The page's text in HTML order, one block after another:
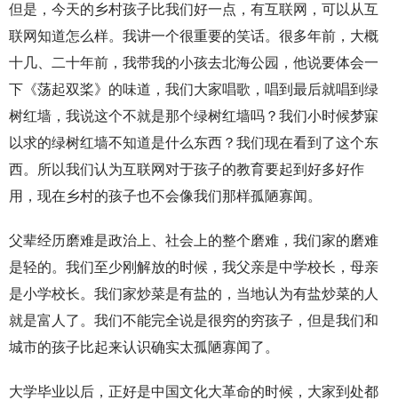
但是，今天的乡村孩子比我们好一点，有互联网，可以从互
联网知道怎么样。我讲一个很重要的笑话。很多年前，大概
十几、二十年前，我带我的小孩去北海公园，他说要体会一
下《荡起双桨》的味道，我们大家唱歌，唱到最后就唱到绿
树红墙，我说这个不就是那个绿树红墙吗？我们小时候梦寐
以求的绿树红墙不知道是什么东西？我们现在看到了这个东
西。所以我们认为互联网对于孩子的教育要起到好多好作
用，现在乡村的孩子也不会像我们那样孤陋寡闻。
父辈经历磨难是政治上、社会上的整个磨难，我们家的磨难
是轻的。我们至少刚解放的时候，我父亲是中学校长，母亲
是小学校长。我们家炒菜是有盐的，当地认为有盐炒菜的人
就是富人了。我们不能完全说是很穷的穷孩子，但是我们和
城市的孩子比起来认识确实太孤陋寡闻了。
大学毕业以后，正好是中国文化大革命的时候，大家到处都